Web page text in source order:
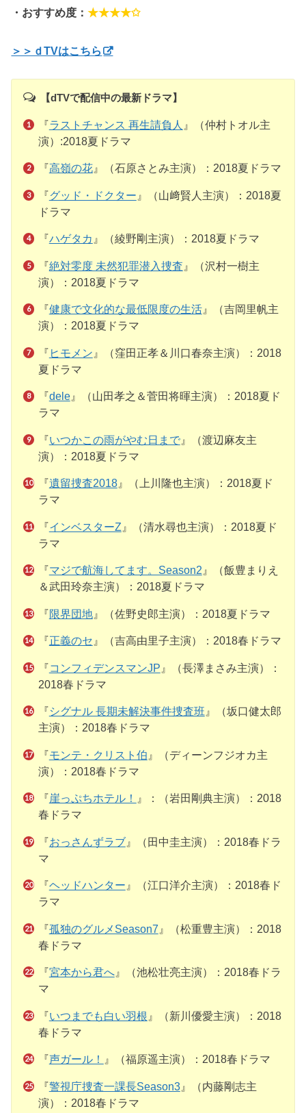
・おすすめ度：★★★★✩
＞＞ｄTVはこちら
【dTVで配信中の最新ドラマ】
『ラストチャンス 再生請負人 』（仲村トオル主
演）:2018夏ドラマ
『高嶺の花』（石原さとみ主演）：2018夏ドラマ
『グッド・ドクター 』（山﨑賢人主演）：2018夏
ドラマ
『ハゲタカ 』（綾野剛主演）：2018夏ドラマ
『絶対零度 未然犯罪潜入捜査 』（沢村一樹主
演）：2018夏ドラマ
『健康で文化的な最低限度の生活』（吉岡里帆主
演）：2018夏ドラマ
『 ヒモメン 』（窪田正孝＆川口春奈主演）：2018
夏ドラマ
『dele』（山田孝之＆菅田将暉主演）：2018夏ド
ラマ
『いつかこの雨がやむ日まで』（渡辺麻友主
演）：2018夏ドラマ
『遺留捜査2018』（上川隆也主演）：2018夏ド
ラマ
『インベスターZ 』（清水尋也主演）：2018夏ド
ラマ
『マジで航海してます。Season2 』（飯豊まりえ
＆武田玲奈主演）：2018夏ドラマ
『限界団地』（佐野史郎主演）：2018夏ドラマ
『正義のセ 』（吉高由里子主演）：2018春ドラマ
『コンフィデンスマンJP 』（長澤まさみ主演）：
2018春ドラマ
『シグナル 長期未解決事件捜査班 』（坂口健太郎
主演）：2018春ドラマ
『モンテ・クリスト伯 』（ディーンフジオカ主
演）：2018春ドラマ
『崖っぷちホテル！
』：（岩田剛典主演）：2018
春ドラマ
『おっさんずラブ』（田中圭主演）：2018春ドラ
マ
『ヘッドハンター 』（江口洋介主演）：2018春ド
ラマ
『孤独のグルメSeason7 』（松重豊主演）：2018
春ドラマ
『宮本から君へ』（池松壮亮主演）：2018春ドラ
マ
『いつまでも白い羽根 』（新川優愛主演）：2018
春ドラマ
『声ガール！ 』（福原遥主演）：2018春ドラマ
『警視庁捜査一課長Season3』（内藤剛志主
演）：2018春ドラマ